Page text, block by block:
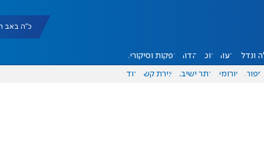
כ"ה באב תשפ"ו
ונדל"ן דעות אוכל יהדות הפקות וסיקורים
ספורט פורומים אתר ישיבה יצירת קשר עוד